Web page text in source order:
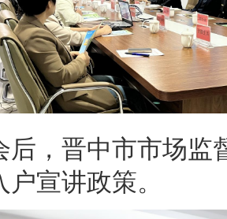
后，晋中市市场监
户宣讲政策。